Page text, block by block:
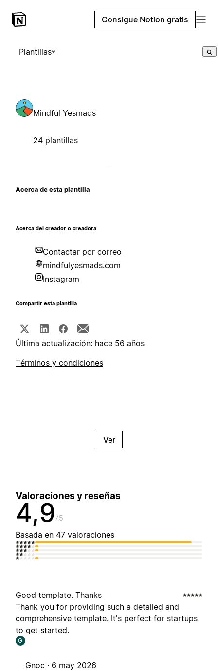
Consigue Notion gratis
Plantillas
Mindful Yesmads
24 plantillas
Acerca de esta plantilla
Acerca del creador o creadora
Contactar por correo
mindfulyesmads.com
Instagram
Compartir esta plantilla
Última actualización: hace 56 años
Términos y condiciones
Ver
Valoraciones y reseñas
4,9 5
Basada en 47 valoraciones
Good template. Thanks
Thank you for providing such a detailed and
comprehensive template. It's perfect for startups
to get started.
G
Gnoc · 6 may 2026